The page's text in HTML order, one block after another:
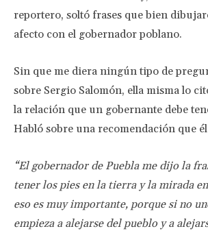
reportero, soltó frases que bien
afecto con el gobernador poblano.
Sin que me diera ningún tipo de
sobre Sergio Salomón, ella misma lo
la relación que un gobernante debe
Habló sobre una recomendación que
“El gobernador de Puebla me dijo la
tener los pies en la tierra y la mirada
eso es muy importante, porque si no
empieza a alejarse del pueblo y a